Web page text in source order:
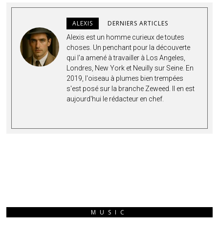
ALEXIS DERNIERS ARTICLES
Alexis est un homme curieux de toutes
choses. Un penchant pour la découverte
qui l'a amené à travailler à Los Angeles,
Londres, New York et Neuilly sur Seine. En
2019, l'oiseau à plumes bien trempées
s'est posé sur la branche Zeweed. Il en est
aujourd'hui le rédacteur en chef.
MUSIC